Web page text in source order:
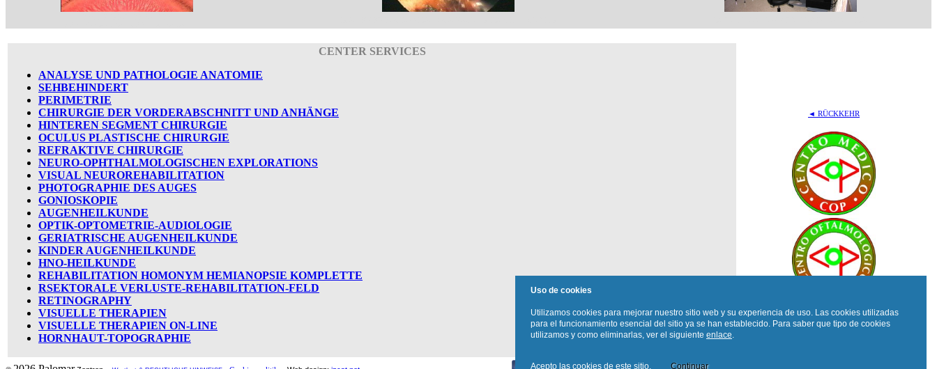
CENTER SERVICES
ANALYSE UND PATHOLOGIE ANATOMIE
SEHBEHINDERT
PERIMETRIE
CHIRURGIE DER VORDERABSCHNITT UND ANHÄNGE
HINTEREN SEGMENT CHIRURGIE
OCULUS PLASTISCHE CHIRURGIE
REFRAKTIVE CHIRURGIE
NEURO-OPHTHALMOLOGISCHEN EXPLORATIONS
VISUAL NEUROREHABILITATION
PHOTOGRAPHIE DES AUGES
GONIOSKOPIE
AUGENHEILKUNDE
OPTIK-OPTOMETRIE-AUDIOLOGIE
GERIATRISCHE AUGENHEILKUNDE
KINDER AUGENHEILKUNDE
HNO-HEILKUNDE
REHABILITATION HOMONYM HEMIANOPSIE KOMPLETTE
RSEKTORALE VERLUSTE-REHABILITATION-FELD
RETINOGRAPHY
VISUELLE THERAPIEN
VISUELLE THERAPIEN ON-LINE
HORNHAUT-TOPOGRAPHIE
◄ RÜCKKEHR
Uso de cookies
Utilizamos cookies para mejorar nuestro sitio web y su experiencia de uso. Las cookies utilizadas
para el funcionamiento esencial del sitio ya se han establecido. Para saber que tipo de cookies
utilizamos y como eliminarlas, ver el siguiente enlace.
Acepto las cookies de este sitio. Continuar